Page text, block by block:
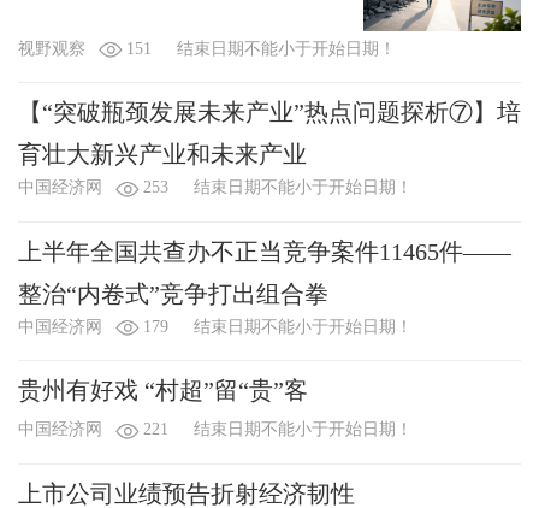
视野观察 151 结束日期不能小于开始日期！
【“突破瓶颈发展未来产业”热点问题探析⑦】培
育壮大新兴产业和未来产业
中国经济网 253 结束日期不能小于开始日期！
上半年全国共查办不正当竞争案件11465件——
整治“内卷式”竞争打出组合拳
中国经济网 179 结束日期不能小于开始日期！
贵州有好戏 “村超”留“贵”客
中国经济网 221 结束日期不能小于开始日期！
上市公司业绩预告折射经济韧性